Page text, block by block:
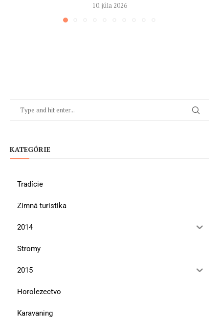
10. júla 2026
KATEGÓRIE
Tradície
Zimná turistika
2014
Stromy
2015
Horolezectvo
Karavaning